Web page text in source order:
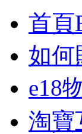
首頁
如何
e18
淘